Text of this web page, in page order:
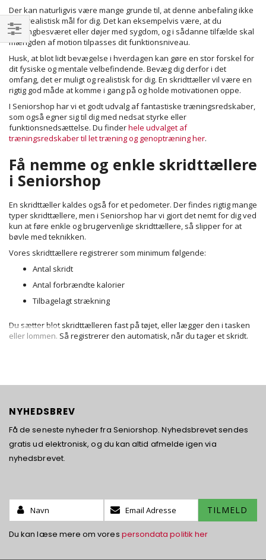
Der kan naturligvis være mange grunde til, at denne anbefaling ikke
er et realistisk mål for dig. Det kan eksempelvis være, at du
er gangbesværet eller døjer med sygdom, og i sådanne tilfælde skal
mængden af motion tilpasses dit funktionsniveau.
Husk, at blot lidt bevægelse i hverdagen kan gøre en stor forskel for
dit fysiske og mentale velbefindende. Bevæg dig derfor i det
omfang, det er muligt og realistisk for dig. En skridttæller vil være en
rigtig god måde at komme i gang på og holde motivationen oppe.
I Seniorshop har vi et godt udvalg af fantastiske træningsredskaber,
som også egner sig til dig med nedsat styrke eller
funktionsnedsættelse. Du finderhele udvalget af
træningsredskaber til let træning og genoptræning her.
Få nemme og enkle skridttællere
i Seniorshop
En skridttæller kaldes også for et pedometer. Der findes rigtig mange
typer skridttællere, men i Seniorshop har vi gjort det nemt for dig ved
kun at føre enkle og brugervenlige skridttællere, så slipper for at
bøvle med teknikken.
Vores skridttællere registrerer som minimum følgende:
Antal skridt
Antal forbrændte kalorier
Tilbagelagt strækning
Du sætter blot skridttælleren fast på tøjet, eller lægger den i tasken
eller lommen. Så registrerer den automatisk, når du tager et skridt.
Filtrer
NYHEDSBREV
Få de seneste nyheder fra Seniorshop. Nyhedsbrevet sendes
gratis ud elektronisk, og du kan altid afmelde igen via
nyhedsbrevet.
Name:
Tilmeld
dig
vores
TILMELD
Du kan læse mere om vores persondata politik her